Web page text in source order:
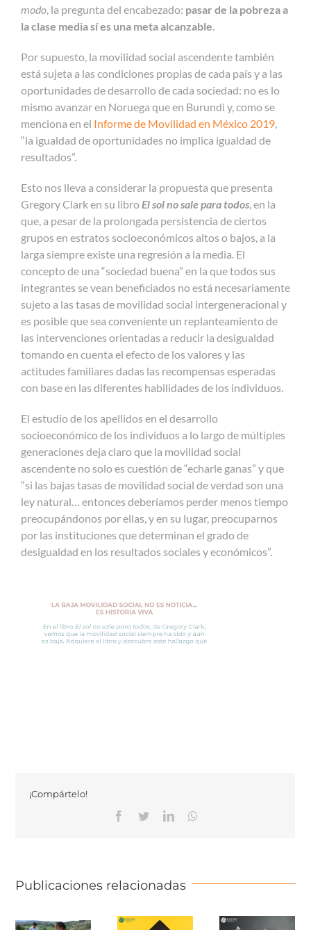
modo, la pregunta del encabezado: pasar de la pobreza a
la clase media sí es una meta alcanzable.
Por supuesto, la movilidad social ascendente también
está sujeta a las condiciones propias de cada país y a las
oportunidades de desarrollo de cada sociedad: no es lo
mismo avanzar en Noruega que en Burundi y, como se
menciona en el Informe de Movilidad en México 2019,
“la igualdad de oportunidades no implica igualdad de
resultados”.
Esto nos lleva a considerar la propuesta que presenta
Gregory Clark en su libroEl sol no sale para todos, en la
que, a pesar de la prolongada persistencia de ciertos
grupos en estratos socioeconómicos altos o bajos, a la
larga siempre existe una regresión a la media. El
concepto de una “sociedad buena” en la que todos sus
integrantes se vean beneficiados no está necesariamente
sujeto a las tasas de movilidad social intergeneracional y
es posible que sea conveniente un replanteamiento de
las intervenciones orientadas a reducir la desigualdad
tomando en cuenta el efecto de los valores y las
actitudes familiares dadas las recompensas esperadas
con base en las diferentes habilidades de los individuos.
El estudio de los apellidos en el desarrollo
socioeconómico de los individuos a lo largo de múltiples
generaciones deja claro que la movilidad social
ascendente no solo es cuestión de “echarle ganas” y que
“si las bajas tasas de movilidad social de verdad son una
ley natural… entonces deberíamos perder menos tiempo
preocupándonos por ellas, y en su lugar, preocuparnos
por las instituciones que determinan el grado de
desigualdad en los resultados sociales y económicos”.
¡Compártelo!
Facebook
TwitterLinkedinWhatsapp
Publicaciones relacionadas